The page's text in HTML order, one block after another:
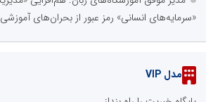
کامل کرد
::پربازدیدهای ورزش
ابتکار در حمایت از باشگاه‌ها و خلاقیت در